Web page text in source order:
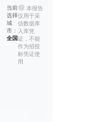
当前
选择
城
市：
全国
本报告
仅用于采
信数据库
入库凭
证，不能
作为招投
标凭证使
用